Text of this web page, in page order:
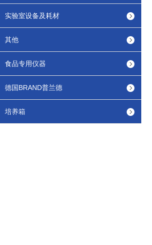
实验室设备及耗材
其他
食品专用仪器
德国BRAND普兰德
培养箱